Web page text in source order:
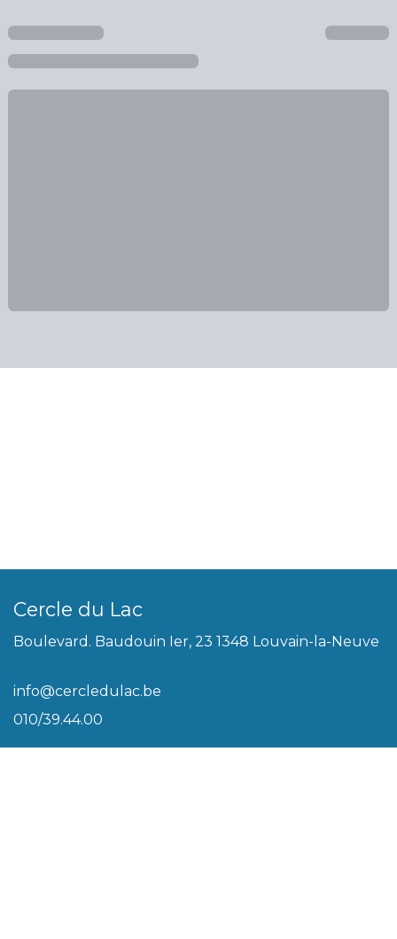
Cercle du Lac
Boulevard. Baudouin Ier, 23 1348 Louvain-la-Neuve
info@cercledulac.be
010/39.44.00